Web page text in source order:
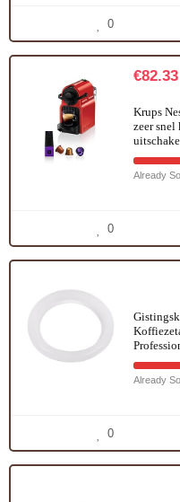
0
€82.33
Krups
zeer
Already
0
Already
0